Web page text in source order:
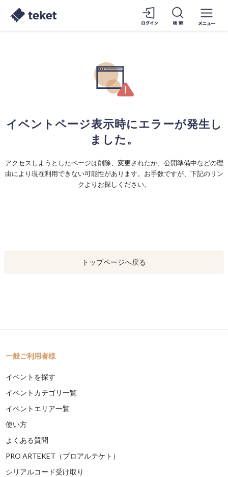
イベントページ表示時にエラーが発生し
ました。
アクセスしようとしたページは削除、変更されたか、公開準備中などの理
由により現在利用できない可能性があります。お手数ですが、下記のリン
クよりお探しください。
トップページへ戻る
一般ご利用者様
イベントを探す
イベントカテゴリ一覧
イベントエリア一覧
使い方
よくある質問
PRO ARTEKET（プロアルテケト）
シリアルコード受け取り